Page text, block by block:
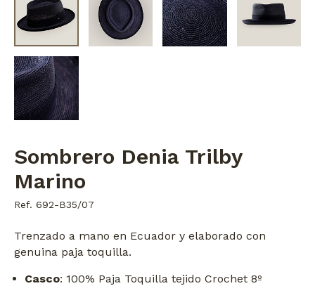
Sombrero Denia Trilby
Marino
Ref. 692-B35/07
Trenzado a mano en Ecuador y elaborado con
genuina paja toquilla.
Casco: 100% Paja Toquilla tejido Crochet 8º